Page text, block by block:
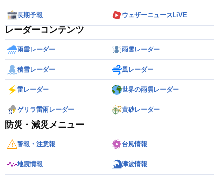
長期予報 ウェザーニュースLiVE
レーダーコンテンツ
雨雲レーダー 雨雪レーダー
積雪レーダー 風レーダー
雷レーダー 世界の雨雲レーダー
ゲリラ雷雨レーダー 黄砂レーダー
防災・減災メニュー
警報・注意報 台風情報
地震情報 津波情報